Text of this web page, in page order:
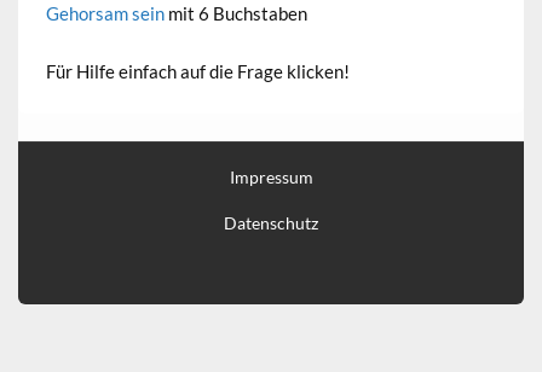
Gehorsam sein mit 6 Buchstaben
Für Hilfe einfach auf die Frage klicken!
Impressum
Datenschutz